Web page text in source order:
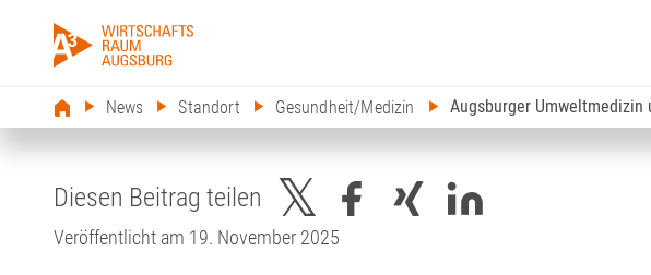
News Standort Gesundheit/Medizin Augsburger
Diesen Beitrag teilen
Veröffentlicht am 19. November 2025